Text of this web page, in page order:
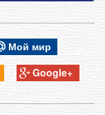
Мой мир
Google+